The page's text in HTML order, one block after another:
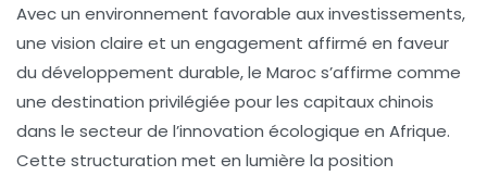
Avec un environnement favorable aux investissements,
une vision claire et un engagement affirmé en faveur
du développement durable, le Maroc s’affirme comme
une destination privilégiée pour les capitaux chinois
dans le secteur de l’innovation écologique en Afrique.
Cette structuration met en lumière la position